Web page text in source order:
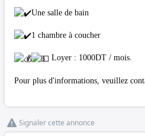
Une salle de bain
1 chambre à coucher
Loyer : 1000DT / mois.
Pour plus d'informations, veuillez
Signaler cette annonce